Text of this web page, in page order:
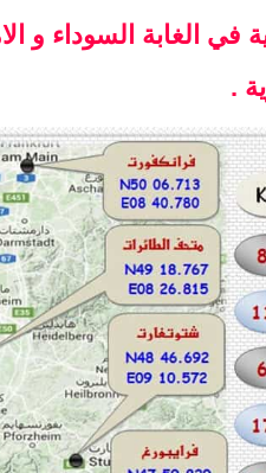
في الغابة السوداء و
.